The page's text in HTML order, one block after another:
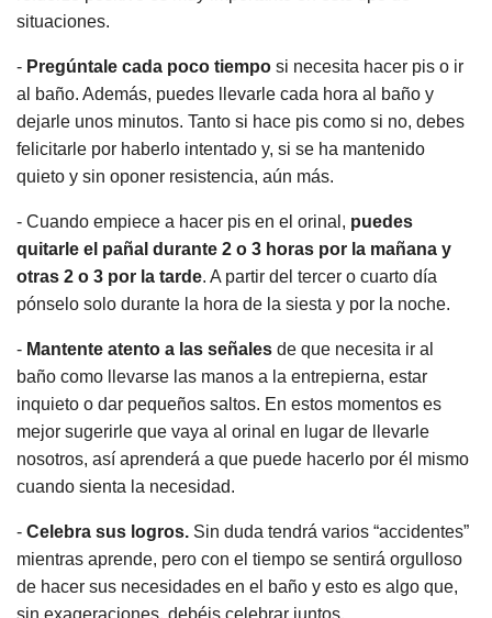
situaciones.
- Pregúntale cada poco tiempo si necesita hacer pis o ir
al baño. Además, puedes llevarle cada hora al baño y
dejarle unos minutos. Tanto si hace pis como si no, debes
felicitarle por haberlo intentado y, si se ha mantenido
quieto y sin oponer resistencia, aún más.
- Cuando empiece a hacer pis en el orinal, puedes
quitarle el pañal durante 2 o 3 horas por la mañana y
otras 2 o 3 por la tarde. A partir del tercer o cuarto día
pónselo solo durante la hora de la siesta y por la noche.
- Mantente atento a las señales de que necesita ir al
baño como llevarse las manos a la entrepierna, estar
inquieto o dar pequeños saltos. En estos momentos es
mejor sugerirle que vaya al orinal en lugar de llevarle
nosotros, así aprenderá a que puede hacerlo por él mismo
cuando sienta la necesidad.
- Celebra sus logros. Sin duda tendrá varios “accidentes”
mientras aprende, pero con el tiempo se sentirá orgulloso
de hacer sus necesidades en el baño y esto es algo que,